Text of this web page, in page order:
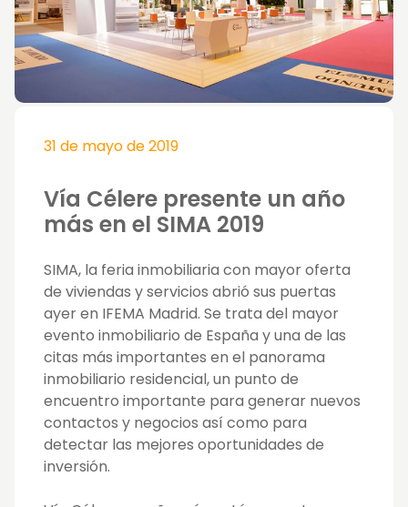
31 de mayo de 2019
Vía Célere presente un año
más en el SIMA 2019
SIMA, la feria inmobiliaria con mayor oferta
de viviendas y servicios abrió sus puertas
ayer en IFEMA Madrid. Se trata del mayor
evento inmobiliario de España y una de las
citas más importantes en el panorama
inmobiliario residencial, un punto de
encuentro importante para generar nuevos
contactos y negocios así como para
detectar las mejores oportunidades de
inversión.